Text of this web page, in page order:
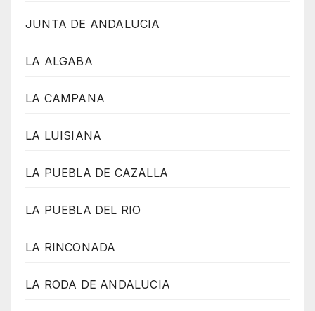
JUNTA DE ANDALUCIA
LA ALGABA
LA CAMPANA
LA LUISIANA
LA PUEBLA DE CAZALLA
LA PUEBLA DEL RIO
LA RINCONADA
LA RODA DE ANDALUCIA